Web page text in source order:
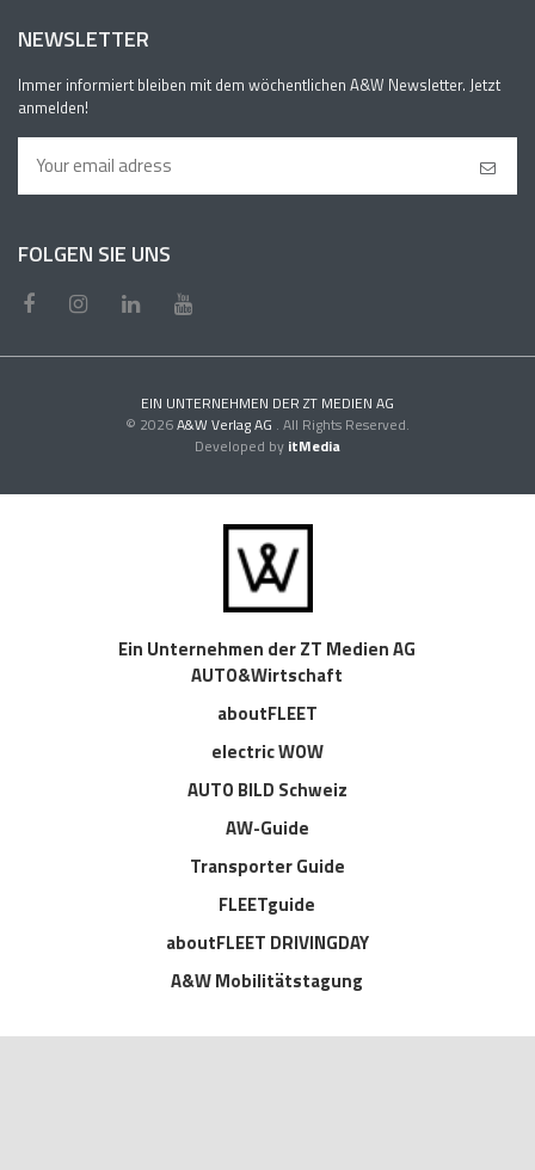
NEWSLETTER
Immer informiert bleiben mit dem wöchentlichen A&W Newsletter. Jetzt
anmelden!
FOLGEN SIE UNS
EIN UNTERNEHMEN DER ZT MEDIEN AG
© 2026A&W Verlag AG . All Rights Reserved.
Developed by itMedia
Ein Unternehmen der ZT Medien AG
AUTO&Wirtschaft
aboutFLEET
electric WOW
AUTO BILD Schweiz
AW-Guide
Transporter Guide
FLEETguide
aboutFLEET DRIVINGDAY
A&W Mobilitätstagung